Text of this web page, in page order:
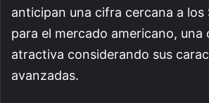
anticipan una cifra cercana a los
para el mercado americano,
atractiva considerando sus
avanzadas.